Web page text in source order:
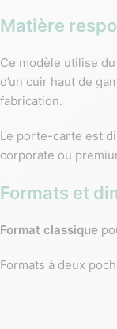
Matière
Ce modèle utilise du
d’un cuir haut de
fabrication.
Le porte-carte est
corporate ou
Formats et
Format classique
Formats à deux